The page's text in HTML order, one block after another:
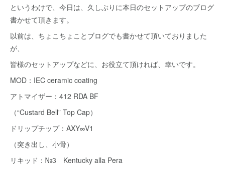
というわけで、今日は、久しぶりに本日のセットアップのブログ
書かせて頂きます。
以前は、ちょこちょことブログでも書かせて頂いておりました
が、
皆様のセットアップなどに、お役立て頂ければ、幸いです。
MOD：IEC ceramic coating
アトマイザー：412 RDA BF
（“Custard Bell” Top Cap）
ドリップチップ：AXY∞V1
（突き出し、小骨）
リキッド：№3 Kentucky alla Pera